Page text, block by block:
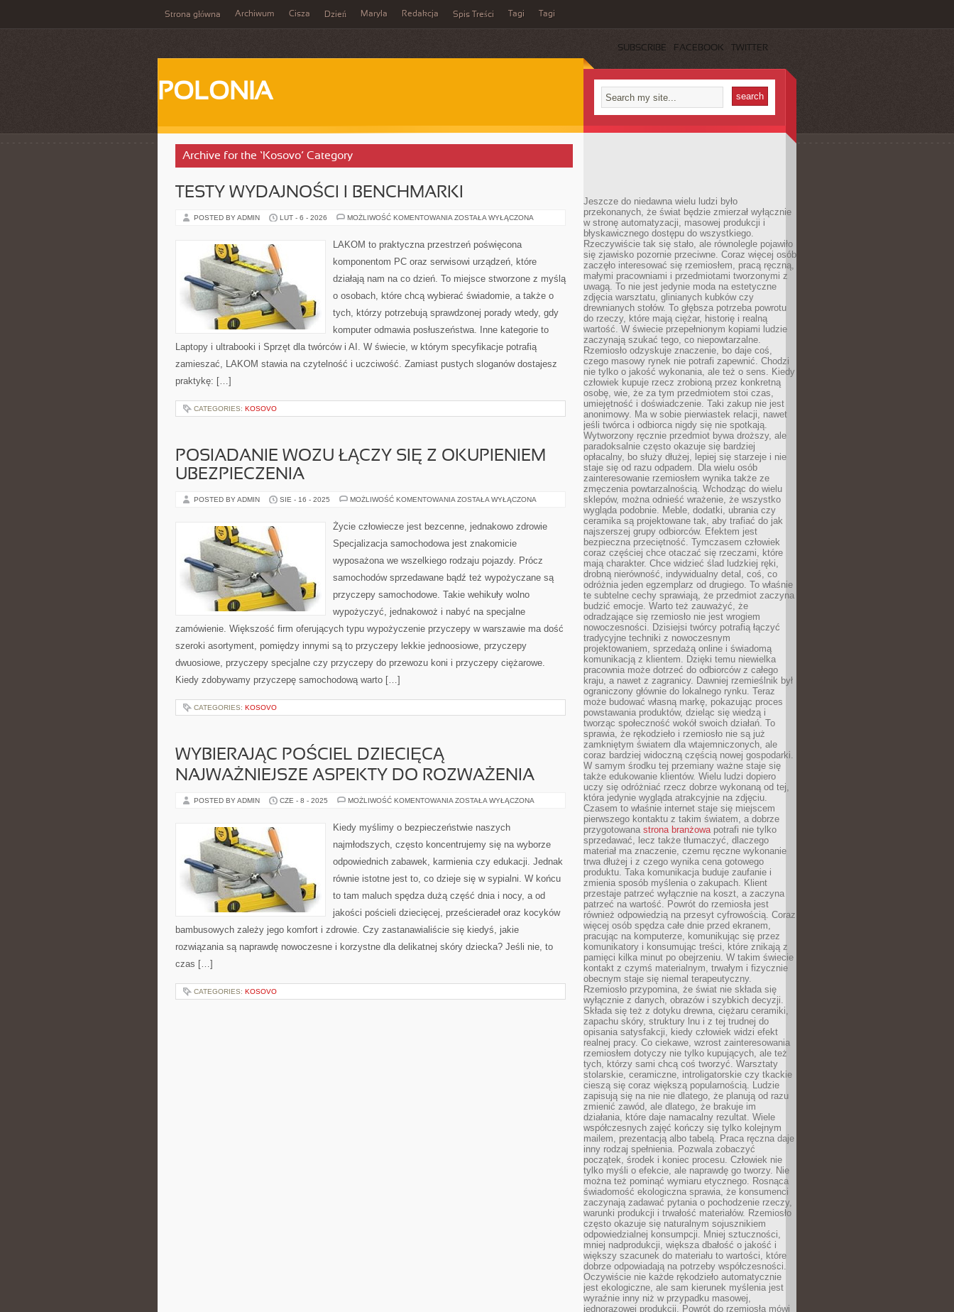
Strona główna Archiwum Cisza Dzień Maryla Redakcja Spis Treści Tagi Tagi
SUBSCRIBE FACEBOOK TWITTER
POLONIA
Archive for the ‘Kosovo’ Category
TESTY WYDAJNOŚCI I BENCHMARKI
POSTED BY ADMIN LUT - 6 - 2026 MOŻLIWOŚĆ KOMENTOWANIA TESTY
BENCHMARKI
ZOSTAŁA WYŁĄCZONA
LAKOM to praktyczna przestrzeń poświęcona
komponentom PC oraz serwisowi urządzeń, które
działają nam na co dzień. To miejsce stworzone z myślą
o osobach, które chcą wybierać świadomie, a także o
tych, którzy potrzebują sprawdzonej porady wtedy, gdy
komputer odmawia posłuszeństwa. Inne kategorie to
Laptopy i ultrabooki i Sprzęt dla twórców i AI. W świecie, w którym specyfikacje potrafią
zamieszać, LAKOM stawia na czytelność i uczciwość. Zamiast pustych sloganów dostajesz
praktykę: […]
CATEGORIES: KOSOVO
POSIADANIE WOZU ŁĄCZY SIĘ Z OKUPIENIEM
UBEZPIECZENIA
POSTED BY ADMIN SIE - 16 - 2025 MOŻLIWOŚĆ KOMENTOWANIA POSIADANIE
Z
UBEZPIECZENIA
ZOSTAŁA WYŁĄCZONA
Życie człowiecze jest bezcenne, jednakowo zdrowie
Specjalizacja samochodowa jest znakomicie
wyposażona we wszelkiego rodzaju pojazdy. Prócz
samochodów sprzedawane bądź też wypożyczane są
przyczepy samochodowe. Takie wehikuły wolno
wypożyczyć, jednakowoż i nabyć na specjalne
zamówienie. Większość firm oferujących typu wypożyczenie przyczepy w warszawie ma dość
szeroki asortyment, pomiędzy innymi są to przyczepy lekkie jednoosiowe, przyczepy
dwuosiowe, przyczepy specjalne czy przyczepy do przewozu koni i przyczepy ciężarowe.
Kiedy zdobywamy przyczepę samochodową warto […]
CATEGORIES: KOSOVO
WYBIERAJĄC POŚCIEL DZIECIĘCĄ –
NAJWAŻNIEJSZE ASPEKTY DO ROZWAŻENIA
POSTED BY ADMIN CZE - 8 - 2025 MOŻLIWOŚĆ KOMENTOWANIA WYBIERAJĄC
–
NAJWAŻNIEJSZE
DO
ZOSTAŁA WYŁĄCZONA
Kiedy myślimy o bezpieczeństwie naszych
najmłodszych, często koncentrujemy się na wyborze
odpowiednich zabawek, karmienia czy edukacji. Jednak
równie istotne jest to, co dzieje się w sypialni. W końcu
to tam maluch spędza dużą część dnia i nocy, a od
jakości pościeli dziecięcej, prześcieradeł oraz kocyków
bambusowych zależy jego komfort i zdrowie. Czy zastanawialiście się kiedyś, jakie
rozwiązania są naprawdę nowoczesne i korzystne dla delikatnej skóry dziecka? Jeśli nie, to
czas […]
CATEGORIES: KOSOVO
Jeszcze do niedawna wielu ludzi było
przekonanych, że świat będzie zmierzał wyłącznie
w stronę automatyzacji, masowej produkcji i
błyskawicznego dostępu do wszystkiego.
Rzeczywiście tak się stało, ale równolegle pojawiło
się zjawisko pozornie przeciwne. Coraz więcej osób
zaczęło interesować się rzemiosłem, pracą ręczną,
małymi pracowniami i przedmiotami tworzonymi z
uwagą. To nie jest jedynie moda na estetyczne
zdjęcia warsztatu, glinianych kubków czy
drewnianych stołów. To głębsza potrzeba powrotu
do rzeczy, które mają ciężar, historię i realną
wartość. W świecie przepełnionym kopiami ludzie
zaczynają szukać tego, co niepowtarzalne.
Rzemiosło odzyskuje znaczenie, bo daje coś,
czego masowy rynek nie potrafi zapewnić. Chodzi
nie tylko o jakość wykonania, ale też o sens. Kiedy
człowiek kupuje rzecz zrobioną przez konkretną
osobę, wie, że za tym przedmiotem stoi czas,
umiejętność i doświadczenie. Taki zakup nie jest
anonimowy. Ma w sobie pierwiastek relacji, nawet
jeśli twórca i odbiorca nigdy się nie spotkają.
Wytworzony ręcznie przedmiot bywa droższy, ale
paradoksalnie często okazuje się bardziej
opłacalny, bo służy dłużej, lepiej się starzeje i nie
staje się od razu odpadem. Dla wielu osób
zainteresowanie rzemiosłem wynika także ze
zmęczenia powtarzalnością. Wchodząc do wielu
sklepów, można odnieść wrażenie, że wszystko
wygląda podobnie. Meble, dodatki, ubrania czy
ceramika są projektowane tak, aby trafiać do jak
najszerszej grupy odbiorców. Efektem jest
bezpieczna przeciętność. Tymczasem człowiek
coraz częściej chce otaczać się rzeczami, które
mają charakter. Chce widzieć ślad ludzkiej ręki,
drobną nierówność, indywidualny detal, coś, co
odróżnia jeden egzemplarz od drugiego. To właśnie
te subtelne cechy sprawiają, że przedmiot zaczyna
budzić emocje. Warto też zauważyć, że
odradzające się rzemiosło nie jest wrogiem
nowoczesności. Dzisiejsi twórcy potrafią łączyć
tradycyjne techniki z nowoczesnym
projektowaniem, sprzedażą online i świadomą
komunikacją z klientem. Dzięki temu niewielka
pracownia może dotrzeć do odbiorców z całego
kraju, a nawet z zagranicy. Dawniej rzemieślnik był
ograniczony głównie do lokalnego rynku. Teraz
może budować własną markę, pokazując proces
powstawania produktów, dzieląc się wiedzą i
tworząc społeczność wokół swoich działań. To
sprawia, że rękodzieło i rzemiosło nie są już
zamkniętym światem dla wtajemniczonych, ale
coraz bardziej widoczną częścią nowej gospodarki.
W samym środku tej przemiany ważne staje się
także edukowanie klientów. Wielu ludzi dopiero
uczy się odróżniać rzecz dobrze wykonaną od tej,
która jedynie wygląda atrakcyjnie na zdjęciu.
Czasem to właśnie internet staje się miejscem
pierwszego kontaktu z takim światem, a dobrze
przygotowana strona branżowapotrafi nie tylko
sprzedawać, lecz także tłumaczyć, dlaczego
materiał ma znaczenie, czemu ręczne wykonanie
trwa dłużej i z czego wynika cena gotowego
produktu. Taka komunikacja buduje zaufanie i
zmienia sposób myślenia o zakupach. Klient
przestaje patrzeć wyłącznie na koszt, a zaczyna
patrzeć na wartość. Powrót do rzemiosła jest
również odpowiedzią na przesyt cyfrowością. Coraz
więcej osób spędza całe dnie przed ekranem,
pracując na komputerze, komunikując się przez
komunikatory i konsumując treści, które znikają z
pamięci kilka minut po obejrzeniu. W takim świecie
kontakt z czymś materialnym, trwałym i fizycznie
obecnym staje się niemal terapeutyczny.
Rzemiosło przypomina, że świat nie składa się
wyłącznie z danych, obrazów i szybkich decyzji.
Składa się też z dotyku drewna, ciężaru ceramiki,
zapachu skóry, struktury lnu i z tej trudnej do
opisania satysfakcji, kiedy człowiek widzi efekt
realnej pracy. Co ciekawe, wzrost zainteresowania
rzemiosłem dotyczy nie tylko kupujących, ale też
tych, którzy sami chcą coś tworzyć. Warsztaty
stolarskie, ceramiczne, introligatorskie czy tkackie
cieszą się coraz większą popularnością. Ludzie
zapisują się na nie nie dlatego, że planują od razu
zmienić zawód, ale dlatego, że brakuje im
działania, które daje namacalny rezultat. Wiele
współczesnych zajęć kończy się tylko kolejnym
mailem, prezentacją albo tabelą. Praca ręczna daje
inny rodzaj spełnienia. Pozwala zobaczyć
początek, środek i koniec procesu. Człowiek nie
tylko myśli o efekcie, ale naprawdę go tworzy. Nie
można też pominąć wymiaru etycznego. Rosnąca
świadomość ekologiczna sprawia, że konsumenci
zaczynają zadawać pytania o pochodzenie rzeczy,
warunki produkcji i trwałość materiałów. Rzemiosło
często okazuje się naturalnym sojusznikiem
odpowiedzialnej konsumpcji. Mniej sztuczności,
mniej nadprodukcji, większa dbałość o jakość i
większy szacunek do materiału to wartości, które
dobrze odpowiadają na potrzeby współczesności.
Oczywiście nie każde rękodzieło automatycznie
jest ekologiczne, ale sam kierunek myślenia jest
wyraźnie inny niż w przypadku masowej,
jednorazowej produkcji. Powrót do rzemiosła mówi